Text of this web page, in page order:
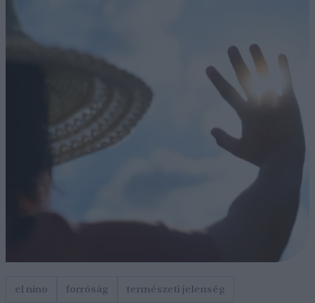
el nino forróság természeti jelenség